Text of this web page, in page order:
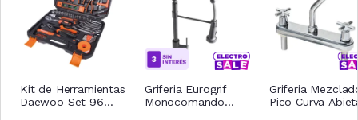
Kit de Herramientas
Daewoo Set 96
Griferia Eurogrif
Monocomando
Griferia
Pico Curva